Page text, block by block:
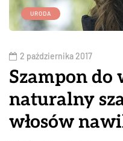
URODA
2 października 2017
Szampon do
naturalny
włosów